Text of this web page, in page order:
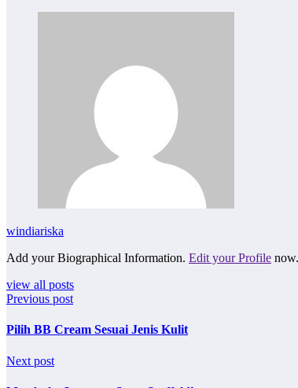
windiariska
Add your Biographical Information. Edit your Profile now.
view all posts
Previous post
Pilih BB Cream Sesuai Jenis Kulit
Next post